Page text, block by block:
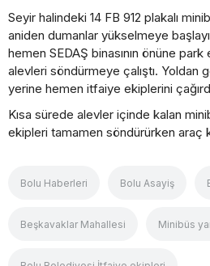
Seyir halindeki 14 FB 912 plakalı
aniden dumanlar yükselmeye
hemen SEDAŞ binasının önüne
alevleri söndürmeye çalıştı. Yoldan
yerine hemen itfaiye ekiplerini
Kısa sürede alevler içinde kalan
ekipleri tamamen söndürürken araç
Bolu Haberleri Bolu Asayiş
Beşkavaklar Mahallesi Minibüs